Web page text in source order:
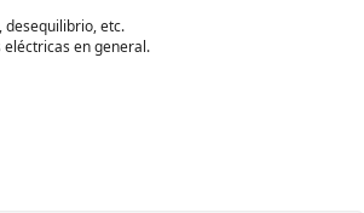
desequilibrio, etc.
en general.